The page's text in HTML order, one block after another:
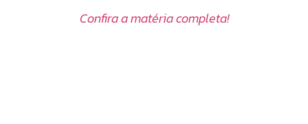
Confira a matéria completa!